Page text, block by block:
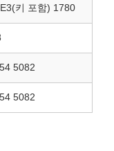
키 포함) 1780
5082
5082